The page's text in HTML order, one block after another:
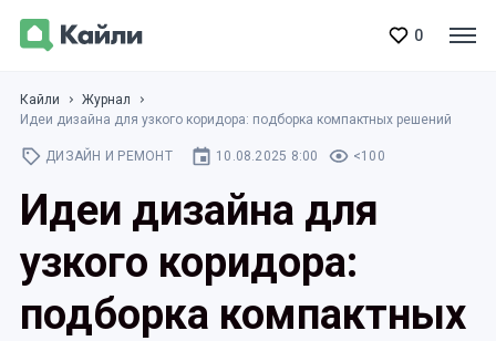
0
Кайли
Журнал
Идеи дизайна для узкого коридора: подборка компактных решений
ДИЗАЙН И РЕМОНТ 10.08.2025 8:00 <100
Идеи дизайна для
узкого коридора:
подборка компактных